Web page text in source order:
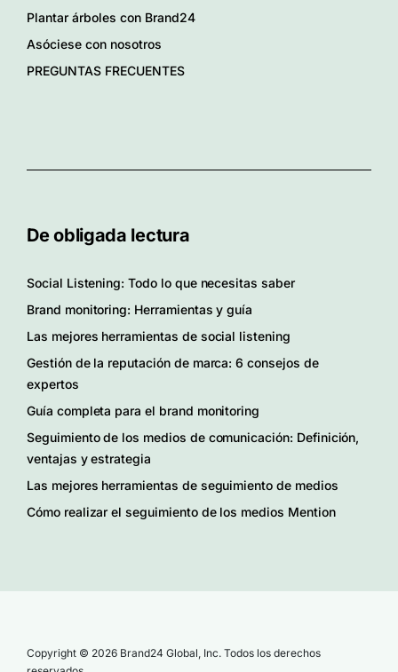
Plantar árboles con Brand24
Asóciese con nosotros
PREGUNTAS FRECUENTES
De obligada lectura
Social Listening: Todo lo que necesitas saber
Brand monitoring: Herramientas y guía
Las mejores herramientas de social listening
Gestión de la reputación de marca: 6 consejos de
expertos
Guía completa para el brand monitoring
Seguimiento de los medios de comunicación: Definición,
ventajas y estrategia
Las mejores herramientas de seguimiento de medios
Cómo realizar el seguimiento de los medios Mention
Copyright © 2026 Brand24 Global, Inc. Todos los derechos